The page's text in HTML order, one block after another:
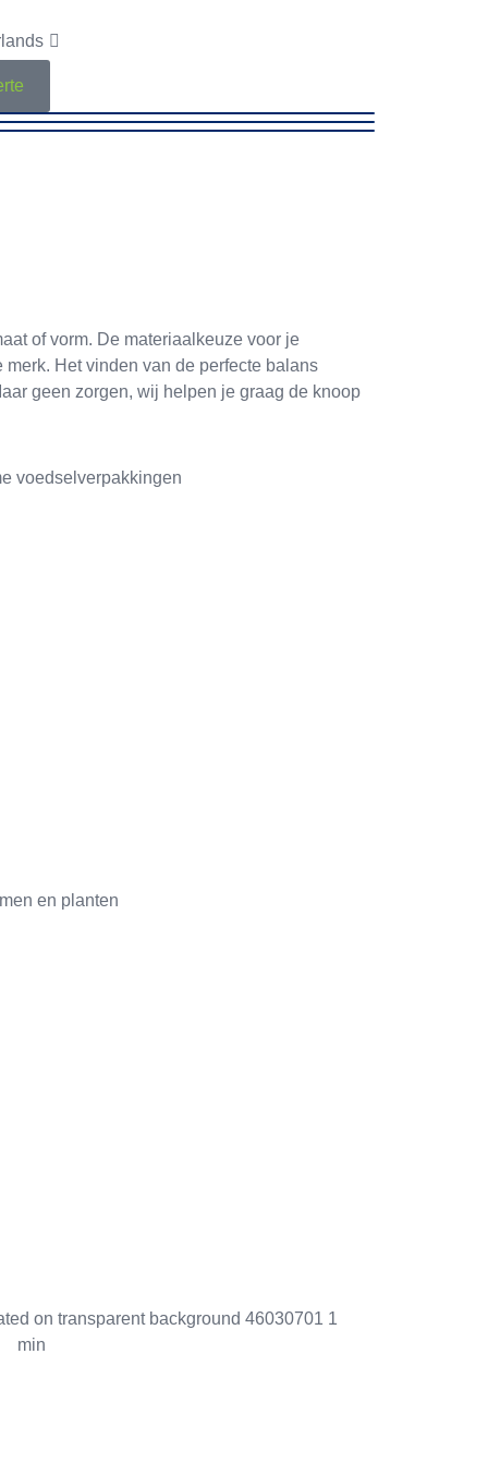
of vorm. De materiaalkeuze voor je
Het vinden van de perfecte balans
geen zorgen, wij helpen je graag de knoop